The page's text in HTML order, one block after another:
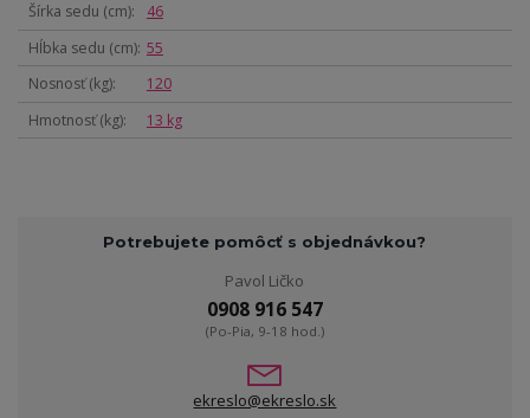
Šírka sedu (cm)
46
Hĺbka sedu (cm) 55
Nosnosť (kg)
120
Hmotnosť (kg)
13 kg
Potrebujete pomôcť s objednávkou?
Pavol Ličko
0908 916 547
(Po-Pia, 9-18 hod.)
ekreslo@ekreslo.sk